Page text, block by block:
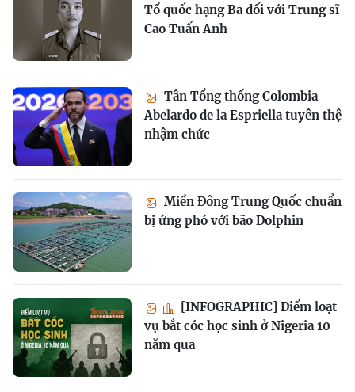
Tổ quốc hạng Ba đối với Trung sĩ
Cao Tuấn Anh
Tân Tổng thống Colombia
Abelardo de la Espriella tuyên thệ
nhậm chức
Miền Đông Trung Quốc chuẩn
bị ứng phó với bão Dolphin
[INFOGRAPHIC] Điểm loạt
vụ bắt cóc học sinh ở Nigeria 10
năm qua